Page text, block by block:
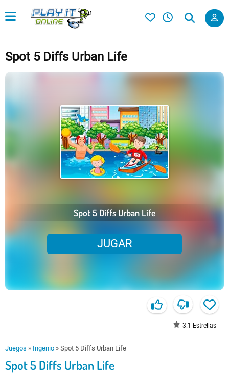
Spot 5 Diffs Urban Life
Spot 5 Diffs Urban Life
JUGAR
3.1 Estrellas
Juegos » Ingenio » Spot 5 Diffs Urban Life
Spot 5 Diffs Urban Life